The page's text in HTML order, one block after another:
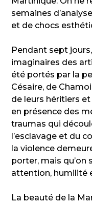
semaines
et de chocs
Pendant sept
imaginaires des
été portés par la
Césaire, de
de leurs héritiers
en présence des
traumas qui
l’esclavage et du
la violence
porter, mais qu’on
attention, humilité
La beauté de la